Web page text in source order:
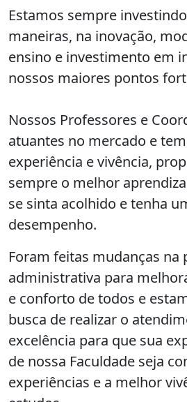
Estamos sempre
maneiras, na inovação,
ensino e investimento em
nossos maiores pontos
Nossos Professores e
atuantes no mercado e
experiência e vivência,
sempre o melhor
se sinta acolhido e tenha
desempenho.
Foram feitas mudanças na
administrativa para
e conforto de todos e
busca de realizar o
excelência para que sua
de nossa Faculdade seja
experiências e a melhor